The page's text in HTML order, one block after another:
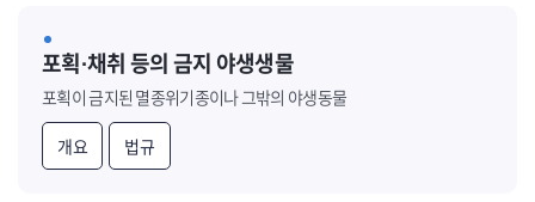
포획·채취 등의 금지 야생생물
포획이 금지된 멸종위기종이나 그밖의 야생동물
개요 법규